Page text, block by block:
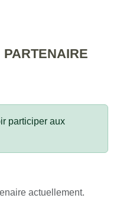
participer aux
actuellement.